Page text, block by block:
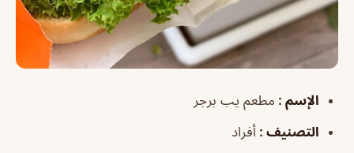
الإسم : مطعم يب برجر
التصنيف : أفراد